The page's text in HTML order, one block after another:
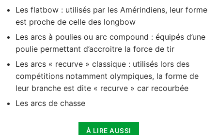
Les flatbow : utilisés par les Amérindiens, leur forme
est proche de celle des longbow
Les arcs à poulies ou arc compound : équipés d’une
poulie permettant d’accroitre la force de tir
Les arcs « recurve » classique : utilisés lors des
compétitions notamment olympiques, la forme de
leur branche est dite « recurve » car recourbée
Les arcs de chasse
À LIRE AUSSI